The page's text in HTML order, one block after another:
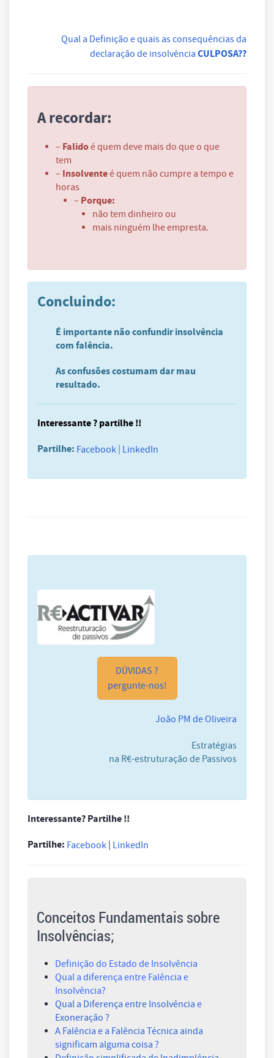
Qual a Definição e quais as consequências da
declaração de insolvência CULPOSA??
A recordar:
– Falidoé quem deve mais do que o que
tem
– Insolventeé quem não cumpre a tempo e
horas
– Porque:
não tem dinheiro ou
mais ninguém lhe empresta.
Concluindo:
É importante não confundir insolvência
com falência.
As confusões costumam dar mau
resultado.
Interessante ? partilhe !!
Partilhe: Facebook | LinkedIn
DÚVIDAS ?
pergunte-nos!
João PM de Oliveira
Estratégias
na R€-estruturação de Passivos
Interessante? Partilhe !!
Partilhe: Facebook | LinkedIn
Conceitos Fundamentais sobre
Insolvências;
Definição do Estado de Insolvência
Qual a diferença entre Falência e
Insolvência?
Qual a Diferença entre Insolvência e
Exoneração ?
A Falência e a Falência Técnica ainda
significam alguma coisa ?